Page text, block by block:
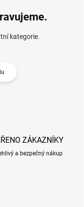
kategorie.
ZÁKAZNÍKY
a bezpečný nákup